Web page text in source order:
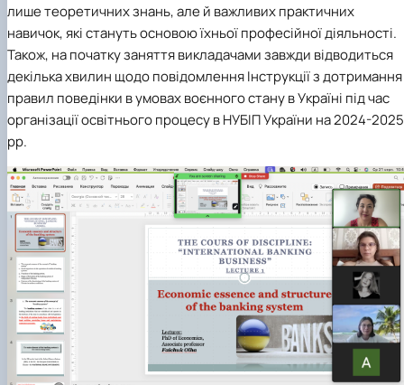
лише теоретичних знань, але й важливих практичних
навичок, які стануть основою їхньої професійної діяльності.
Також, на початку заняття викладачами завжди відводиться
декілька хвилин щодо повідомлення Інструкції з дотримання
правил поведінки в умовах воєнного стану в Україні під час
організації освітнього процесу в НУБІП України на 2024-2025
рр.